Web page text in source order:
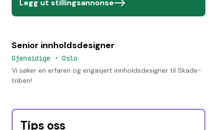
Legg ut stillingsannonse
Senior innholdsdesigner
Gjensidige • Oslo
Vi søker en erfaren og engasjert innholdsdesigner til Skade-
triben!
Tips oss